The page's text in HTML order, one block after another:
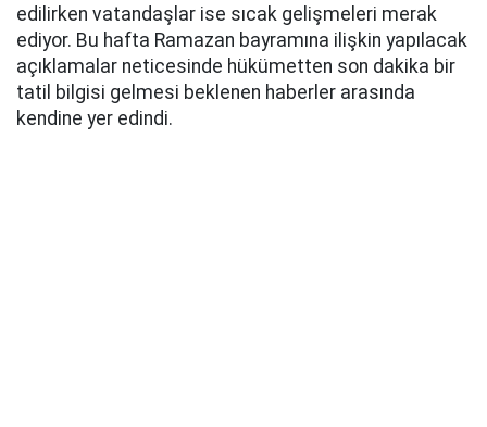
edilirken vatandaşlar ise sıcak gelişmeleri merak
ediyor. Bu hafta Ramazan bayramına ilişkin yapılacak
açıklamalar neticesinde hükümetten son dakika bir
tatil bilgisi gelmesi beklenen haberler arasında
kendine yer edindi.